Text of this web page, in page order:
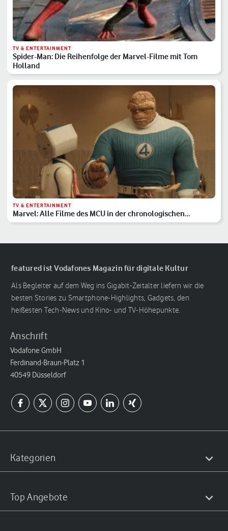
TV & ENTERTAINMENT
Spider-Man: Die Reihenfolge der Marvel-Filme mit Tom
Holland
TV & ENTERTAINMENT
Marvel: Alle Filme des MCU in der chronologischen
Reihenfolge
featured ist Vodafones Magazin für digitale Kultur
Als Begleiter auf dem Weg ins Gigabit-Zeitalter liefern wir die
besten Stories zu Smartphone-Highlights, Gadgets, den
heißesten Tech-News und Kino- und TV-Höhepunkte.
Anschrift
Vodafone GmbH
Ferdinand-Braun-Platz 1
40549 Düsseldorf
Kategorien
Top Angebote